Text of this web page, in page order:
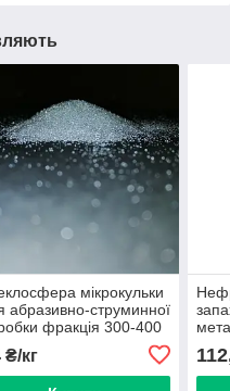
мікрокульки
абразивно-струминної
фракція 300-400
₴/кг